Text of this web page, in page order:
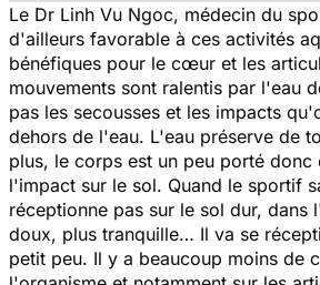
Le Dr Linh Vu Ngoc, médecin du
d'ailleurs favorable à ces activités
bénéfiques pour le cœur et les
mouvements sont ralentis par l'eau
pas les secousses et les impacts
dehors de l'eau. L'eau préserve de
plus, le corps est un peu porté donc
l'impact sur le sol. Quand le sportif
réceptionne pas sur le sol dur, dans
doux, plus tranquille… Il va se
petit peu. Il y a beaucoup moins de